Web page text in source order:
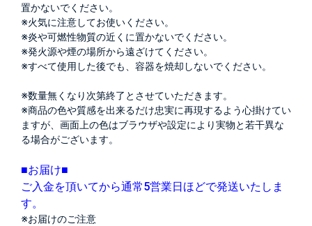
置かないでください。
※火気に注意してお使いください。
※炎や可燃性物質の近くに置かないでください。
※発火源や煙の場所から遠ざけてください。
※すべて使用した後でも、容器を焼却しないでください。
※数量無くなり次第終了とさせていただきます。
※商品の色や質感を出来るだけ忠実に再現するよう心掛けてい
ますが、画面上の色はブラウザや設定により実物と若干異な
る場合がございます。
■お届け■
ご入金を頂いてから通常5営業日ほどで発送いたしま
す。
※お届けのご注意